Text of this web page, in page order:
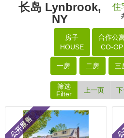
长岛 Lynbrook,
NY
住
房子
HOUSE
合作公
CO-OP
一房 二房 三
筛选
Filter
上一页
公开展售